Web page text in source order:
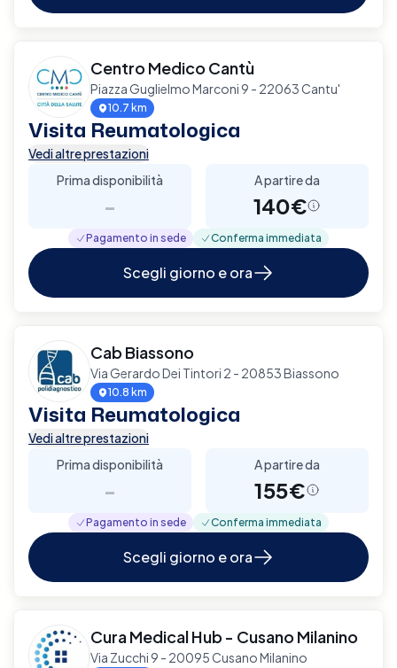
Centro Medico Cantù
Piazza Guglielmo Marconi 9 - 22063 Cantu'
10.7 km
Visita Reumatologica
Vedi altre prestazioni
Prima disponibilità
-
A partire da
140€
Pagamento in sede Conferma immediata
Scegli giorno e ora
Cab Biassono
Via Gerardo Dei Tintori 2 - 20853 Biassono
10.8 km
Visita Reumatologica
Vedi altre prestazioni
Prima disponibilità
-
A partire da
155€
Pagamento in sede Conferma immediata
Scegli giorno e ora
Cura Medical Hub - Cusano Milanino
Via Zucchi 9 - 20095 Cusano Milanino